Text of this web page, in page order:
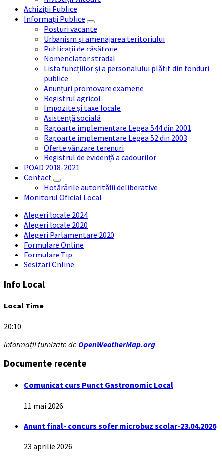
Achiziții Publice
Informații Publice
Posturi vacante
Urbanism și amenajarea teritoriului
Publicații de căsătorie
Nomenclator stradal
Lista funcțiilor și a personalului plătit din fonduri
publice
Anunțuri promovare examene
Registrul agricol
Impozite și taxe locale
Asistență socială
Rapoarte implementare Legea 544 din 2001
Rapoarte implementare Legea 52 din 2003
Oferte vânzare terenuri
Registrul de evidență a cadourilor
POAD 2018-2021
Contact
Hotărârile autorității deliberative
Monitorul Oficial Local
Alegeri locale 2024
Alegeri locale 2020
Alegeri Parlamentare 2020
Formulare Online
Formulare Tip
Sesizari Online
Info Local
Local Time
20:10
Informații furnizate de OpenWeatherMap.org
Documente recente
Comunicat curs Punct Gastronomic Local
11 mai 2026
Anunt final- concurs sofer microbuz scolar-23.04.2026
23 aprilie 2026